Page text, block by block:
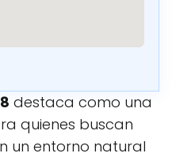
destaca como una
quienes buscan
un entorno natural